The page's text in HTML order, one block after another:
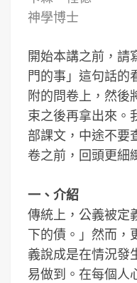
神學博士
開始本講之前，請
門的事」這句話的
附的問卷上，然後
束之後再拿出來。
部課文，中途不要
卷之前，回頭更細
一、介紹
傳統上，公義被定
下的債。」然而，
義說成是在情況發
易做到。在每個人